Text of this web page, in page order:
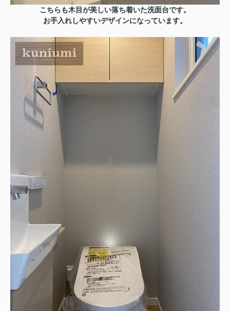
こちらも木目が美しい落ち着いた洗面台です。
お手入れしやすいデザインになっています。